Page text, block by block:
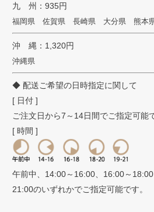
九 州：935円
福岡県 佐賀県 長崎県 大分県 熊本
沖 縄：1,320円
沖縄県
◆ 配送ご希望の日時指定に関して
[ 日付 ]
ご注文日から7～14日間でご指定可能
[ 時間 ]
午前中、14:00～16:00、16:00～
21:00のいずれかでご指定可能です。